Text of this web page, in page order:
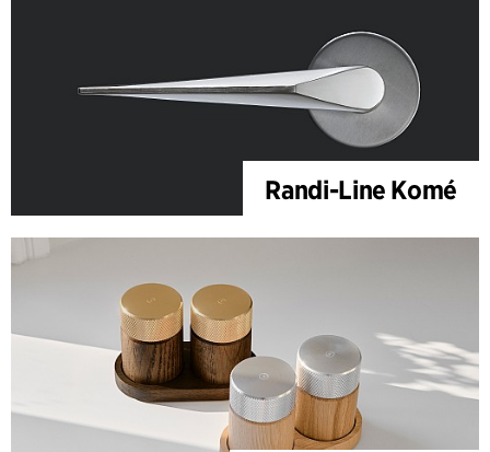
Randi-Line Komé